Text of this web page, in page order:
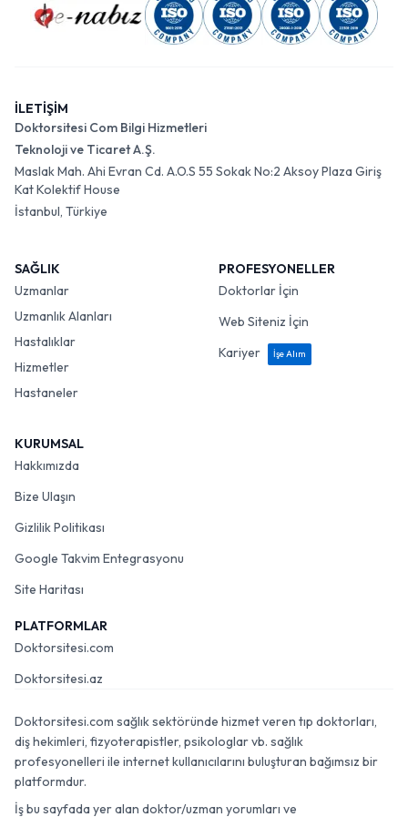
İLETİŞİM
Doktorsitesi Com Bilgi Hizmetleri
Teknoloji ve Ticaret A.Ş.
Maslak Mah. Ahi Evran Cd. A.O.S 55 Sokak No:2 Aksoy Plaza Giriş
Kat Kolektif House
İstanbul, Türkiye
SAĞLIK
Uzmanlar
Uzmanlık Alanları
Hastalıklar
Hizmetler
Hastaneler
PROFESYONELLER
Doktorlar İçin
Web Siteniz İçin
Kariyer
İşe Alım
KURUMSAL
Hakkımızda
Bize Ulaşın
Gizlilik Politikası
Google Takvim Entegrasyonu
Site Haritası
PLATFORMLAR
Doktorsitesi.com
Doktorsitesi.az
Doktorsitesi.com sağlık sektöründe hizmet veren tıp doktorları,
diş hekimleri, fizyoterapistler, psikologlar vb. sağlık
profesyonelleri ile internet kullanıcılarını buluşturan bağımsız bir
platformdur.
İş bu sayfada yer alan doktor/uzman yorumları ve